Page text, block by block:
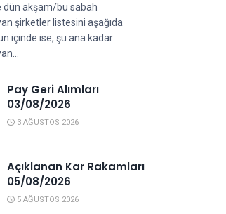
dün akşam/bu sabah
şirketler listesini aşağıda
içinde ise, şu ana kadar
Pay Geri Alımları
03/08/2026
3 AĞUSTOS 2026
Açıklanan Kar Rakamları
05/08/2026
5 AĞUSTOS 2026